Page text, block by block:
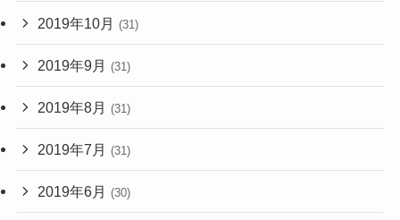
2019年10月 (31)
2019年9月 (31)
2019年8月 (31)
2019年7月 (31)
2019年6月 (30)